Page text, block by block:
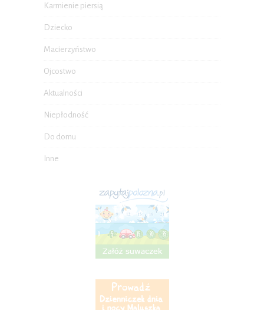
Karmienie piersią
Dziecko
Macierzyństwo
Ojcostwo
Aktualności
Niepłodność
Do domu
Inne